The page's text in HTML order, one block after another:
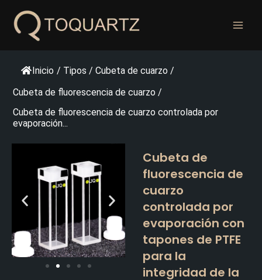
contenido
Inicio / Tipos / Cubeta de cuarzo /
Cubeta de fluorescencia de cuarzo /
Cubeta de fluorescencia de cuarzo controlada por
evaporación...
Cubeta de
fluorescencia de
cuarzo
controlada por
evaporación con
tapones de PTFE
para la
integridad de la